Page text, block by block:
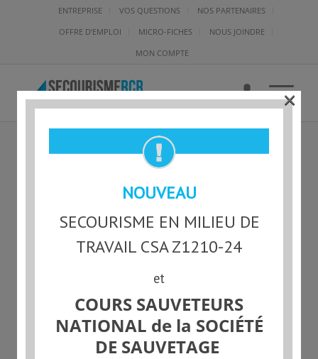
ENTREPRISE VOS QUESTIONS
NOS PARTENAIRES
OFFRE D’EMPLOI
MICRO-FICHES
NOUS JOINDRE
MON COMPTE
RCR-L-100379 – MAXIME
GAGNON
Statut actuel
NON-INSCRIT
NOUVEAU
SECOURISME EN MILIEU DE
TRAVAIL CSA Z1210-24
et
COURS SAUVETEURS
NATIONAL de la SOCIÉTÉ
DE SAUVETAGE
×